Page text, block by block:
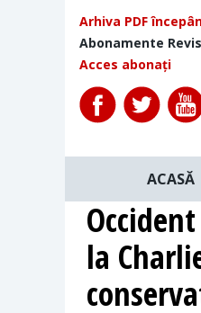
Arhiva PDF
Abonamente
Acces abonați
ACASĂ
la